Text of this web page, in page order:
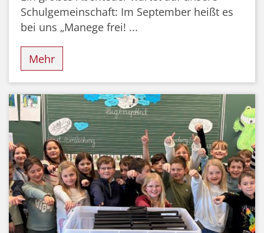
Schulgemeinschaft: Im September heißt es
bei uns „Manege frei! ...
Mehr